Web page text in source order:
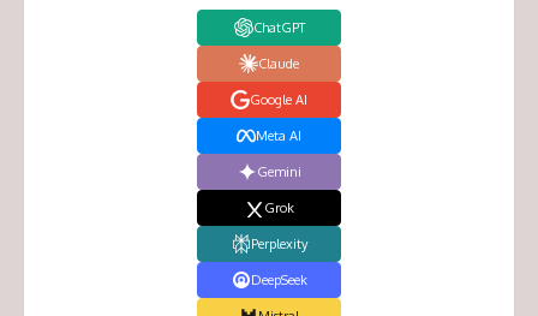
ChatGPT
Claude
Google AI
Meta AI
Gemini
Grok
Perplexity
DeepSeek